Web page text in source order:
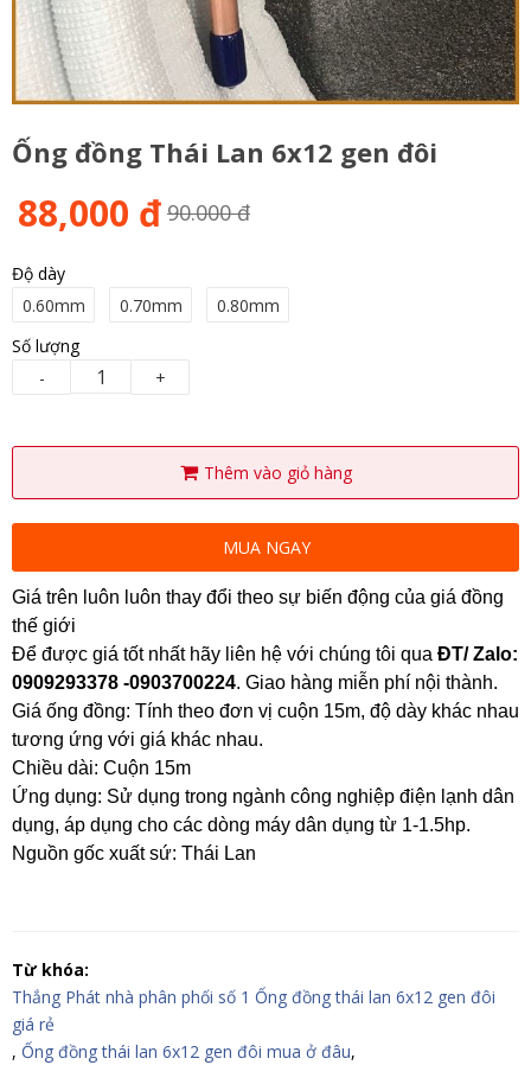
Ống đồng Thái Lan 6x12 gen đôi
88,000 đ 90.000 đ
Độ dày
0.60mm
0.70mm
0.80mm
Số lượng
-
+
Thêm vào giỏ hàng
MUA NGAY
Giá trên luôn luôn thay đổi theo sự biến động của giá đồng
thế giới
Để được giá tốt nhất hãy liên hệ với chúng tôi qua ĐT/ Zalo:
0909293378 -0903700224. Giao hàng miễn phí nội thành.
Giá ống đồng: Tính theo đơn vị cuộn 15m, độ dày khác nhau
tương ứng với giá khác nhau.
Chiều dài: Cuộn 15m
Ứng dụng: Sử dụng trong ngành công nghiệp điện lạnh dân
dụng, áp dụng cho các dòng máy dân dụng từ 1-1.5hp.
Nguồn gốc xuất sứ: Thái Lan
Từ khóa:
Thắng Phát nhà phân phối số 1 Ống đồng thái lan 6x12 gen đôi
giá rẻ
, Ống đồng thái lan 6x12 gen đôi mua ở đâu,